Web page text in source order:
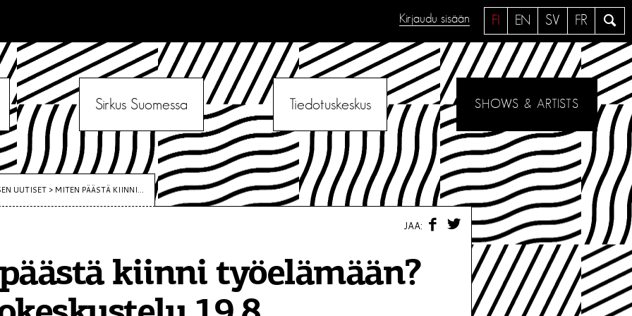
a
e
FI EN SV FR
Kirjaudu sisään
Sirkus Suomessa Tiedotuskeskus SHOWS & ARTISTS
UUTISET > MITEN PÄÄSTÄ KIINNI...
kiinni työelämään?
JAA:
F
W